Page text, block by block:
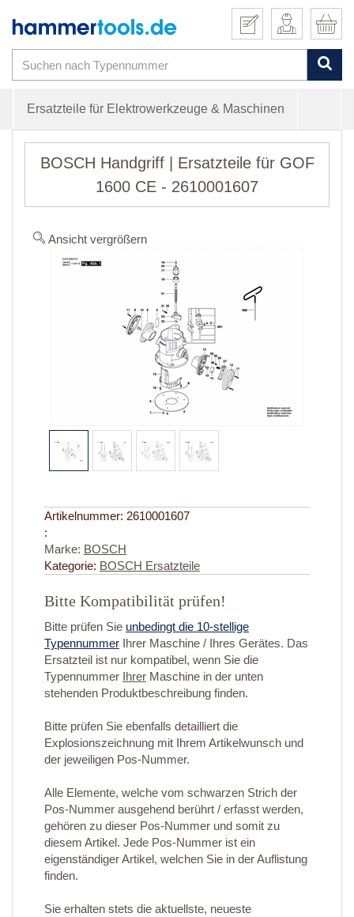
Ersatzteile für Elektrowerkzeuge & Maschinen
BOSCH Handgriff | Ersatzteile für GOF
1600 CE - 2610001607
Ansicht vergrößern
Artikelnummer: 2610001607
:
Marke: BOSCH
Kategorie: BOSCH Ersatzteile
Bitte Kompatibilität prüfen!
Bitte prüfen Sie unbedingt die 10-stellige
Typennummer Ihrer Maschine / Ihres Gerätes. Das
Ersatzteil ist nur kompatibel, wenn Sie die
Typennummer Ihrer Maschine in der unten
stehenden Produktbeschreibung finden.
Bitte prüfen Sie ebenfalls detailliert die
Explosionszeichnung mit Ihrem Artikelwunsch und
der jeweiligen Pos-Nummer.
Alle Elemente, welche vom schwarzen Strich der
Pos-Nummer ausgehend berührt / erfasst werden,
gehören zu dieser Pos-Nummer und somit zu
diesem Artikel. Jede Pos-Nummer ist ein
eigenständiger Artikel, welchen Sie in der Auflistung
finden.
Sie erhalten stets die aktuellste, neueste